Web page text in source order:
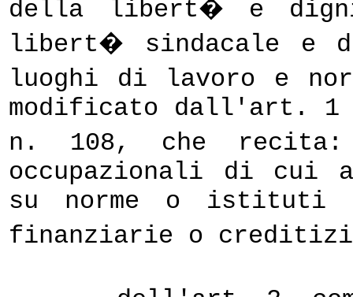
della libert� e
libert� sindacale e
luoghi di lavoro e
modificato dall'art. 1
n. 108, che
occupazionali di cui
su norme o istituti
finanziarie o